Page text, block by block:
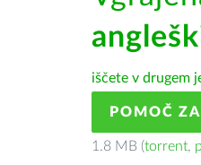
iščete v drugem
POMOČ
1.8 MB (torrent,